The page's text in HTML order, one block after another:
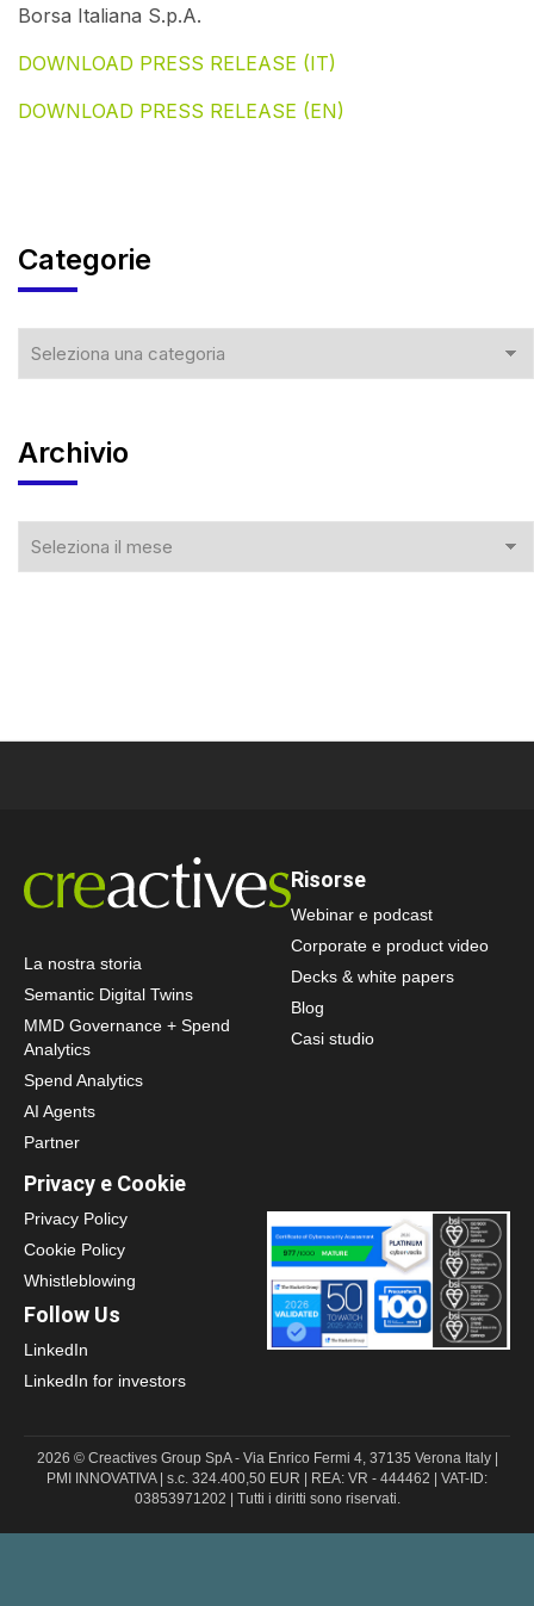
Borsa Italiana S.p.A.
DOWNLOAD PRESS RELEASE (IT)
DOWNLOAD PRESS RELEASE (EN)
Categorie
Archivio
La nostra storia
Semantic Digital Twins
MMD Governance + Spend
Analytics
Spend Analytics
AI Agents
Partner
Risorse
Webinar e podcast
Corporate e product video
Decks & white papers
Blog
Casi studio
Privacy e Cookie
Privacy Policy
Cookie Policy
Whistleblowing
Follow Us
LinkedIn
LinkedIn for investors
2026 © Creactives Group SpA - Via Enrico Fermi 4, 37135 Verona Italy |
PMI INNOVATIVA | s.c. 324.400,50 EUR | REA: VR - 444462 | VAT-ID:
03853971202 | Tutti i diritti sono riservati.